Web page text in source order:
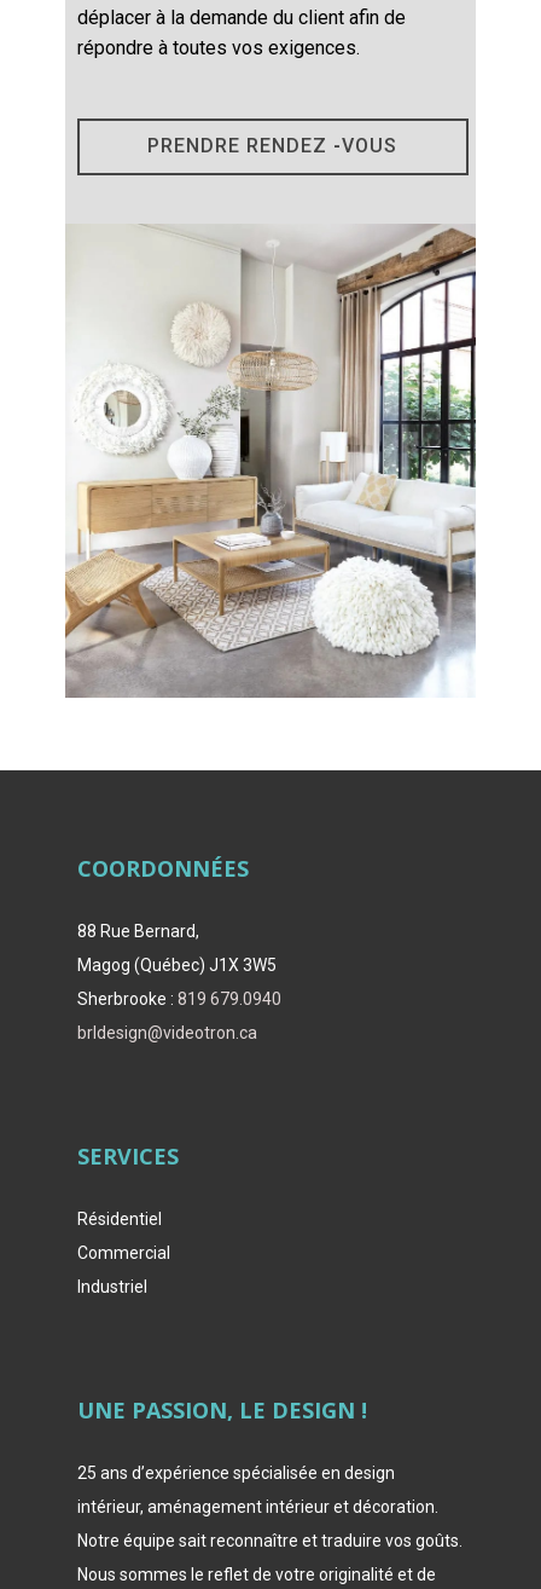
déplacer à la demande du client afin de
répondre à toutes vos exigences.
PRENDRE RENDEZ -VOUS
COORDONNÉES
88 Rue Bernard,
Magog (Québec) J1X 3W5
Sherbrooke : 819 679.0940
brldesign@videotron.ca
SERVICES
Résidentiel
Commercial
Industriel
UNE PASSION, LE DESIGN !
25 ans d’expérience spécialisée en design
intérieur, aménagement intérieur et décoration.
Notre équipe sait reconnaître et traduire vos goûts.
Nous sommes le reflet de votre originalité et de